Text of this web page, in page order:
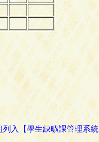
入【學生缺曠課管理系